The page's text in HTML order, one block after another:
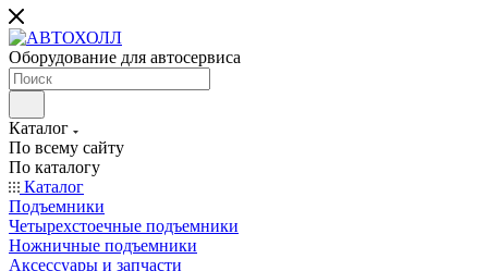
Оборудование для автосервиса
Каталог
По всему сайту
По каталогу
Каталог
Подъемники
Четырехстоечные подъемники
Ножничные подъемники
Аксессуары и запчасти